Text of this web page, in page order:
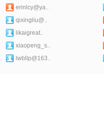
erinlcy@ya..
qixingliu@..
likaigreat..
xiaopeng_s..
lwbllp@163..